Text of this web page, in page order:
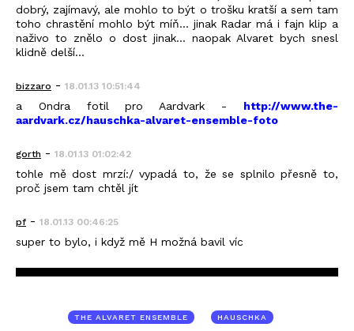
dobrý, zajímavý, ale mohlo to být o trošku kratší a sem tam
toho chrastění mohlo být míň... jinak Radar má i fajn klip a
naživo to znělo o dost jinak... naopak Alvaret bych snesl
klidně delší...
bizzaro - 18.01.13 10:51:44
a Ondra fotil pro Aardvark - http://www.the-
aardvark.cz/hauschka-alvaret-ensemble-foto
gorth - 18.01.13 01:02:42
tohle mě dost mrzí:/ vypadá to, že se splnilo přesně to,
proč jsem tam chtěl jít
pf - 18.01.13 00:46:25
super to bylo, i když mě H možná bavil víc
THE ALVARET ENSEMBLE HAUSCHKA